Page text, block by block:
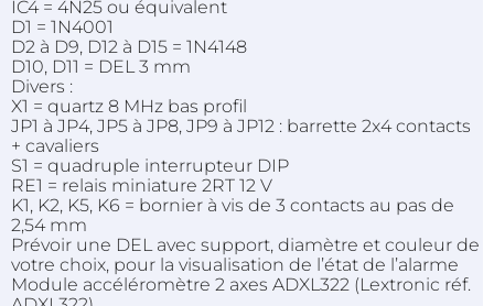
IC4 = 4N25 ou équivalent
D1 = 1N4001
D2 à D9, D12 à D15 = 1N4148
D10, D11 = DEL 3 mm
Divers :
X1 = quartz 8 MHz bas profil
JP1 à JP4, JP5 à JP8, JP9 à JP12 : barrette 2x4 contacts
+ cavaliers
S1 = quadruple interrupteur DIP
RE1 = relais miniature 2RT 12 V
K1, K2, K5, K6 = bornier à vis de 3 contacts au pas de
2,54 mm
Prévoir une DEL avec support, diamètre et couleur de
votre choix, pour la visualisation de l’état de l’alarme
Module accéléromètre 2 axes ADXL322 (Lextronic réf.